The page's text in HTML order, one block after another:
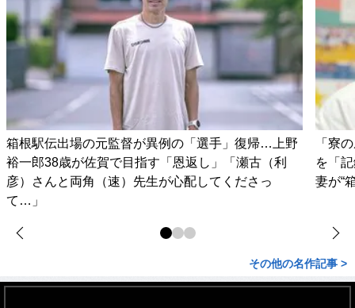
箱根駅伝出場の元監督が異例の「選手」復帰…上野
裕一郎38歳が佐賀で目指す「恩返し」「瀬古（利
彦）さんと両角（速）先生が心配してくださっ
て…」
「寮
を「
妻が“
その他の名作記事 >